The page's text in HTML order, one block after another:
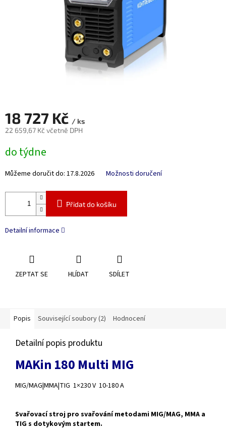
18 727 Kč / ks
22 659,67 Kč včetně DPH
cena:
do týdne
Můžeme doručit do: 17.8.2026 Možnosti doručení
Přidat do košíku
Detailní informace
ZEPTAT SE HLÍDAT SDÍLET
Popis Související soubory (2) Hodnocení
Detailní popis produktu
MAKin 180 Multi MIG
MIG/MAG|MMA|TIG 1×230 V 10-180 A
Svařovací stroj pro svařování metodami MIG/MAG, MMA a
TIG s dotykovým startem.